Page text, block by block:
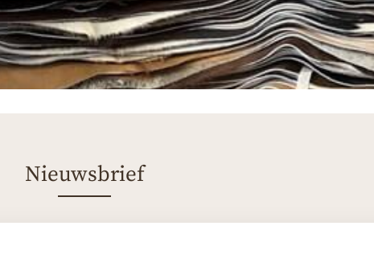
Nieuwsbrief